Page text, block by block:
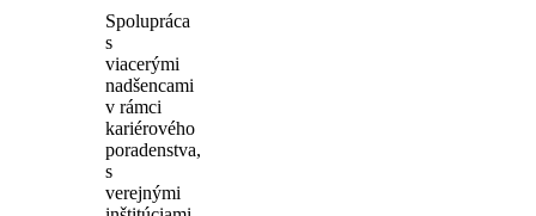
Spolupráca
s
viacerými
nadšencami
v rámci
kariérového
poradenstva,
s
verejnými